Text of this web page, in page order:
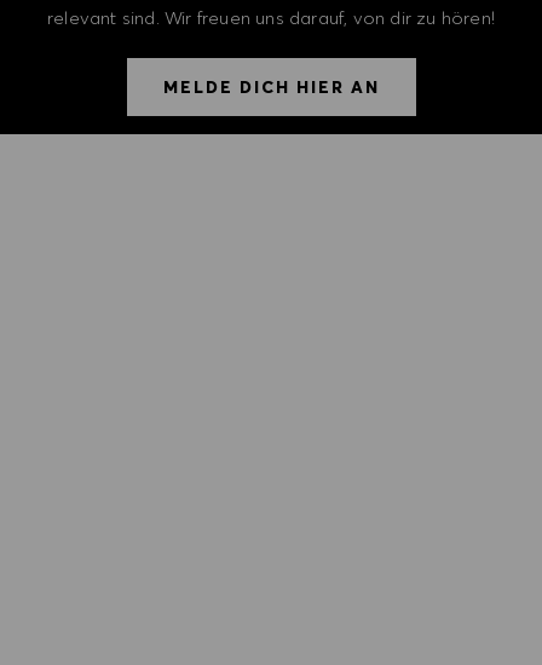
relevant sind. Wir freuen uns darauf, von dir zu hören!
MELDE DICH HIER AN